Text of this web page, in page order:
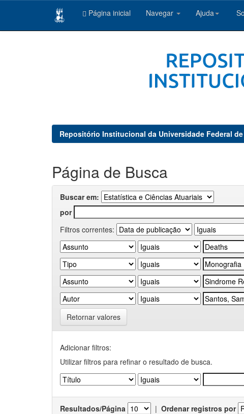
Página inicial Navegar Ajuda
Repositório Institucional da Universidade Federal de
Página de Busca
Buscar em:
por
Filtros correntes:
Retornar valores
Adicionar filtros:
Utilizar filtros para refinar o resultado de busca.
Resultados/Página | Ordenar registros por